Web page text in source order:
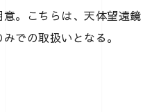
。こちらは、天体望遠鏡
での取扱いとなる。